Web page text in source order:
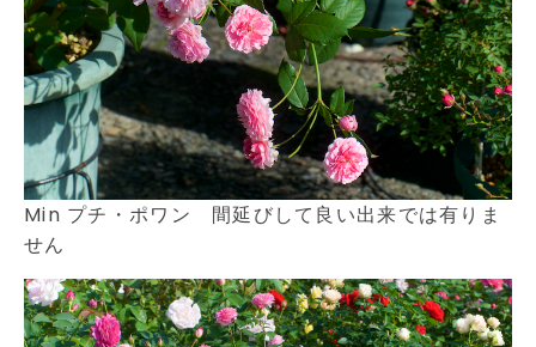
Min プチ・ポワン 間延びして良い出来では有りま
せん